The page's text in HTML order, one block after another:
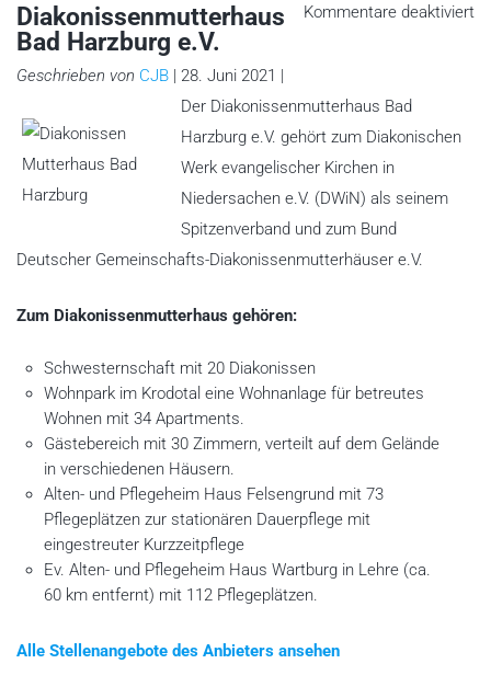
Kommentare deaktiviert
Diakonissenmutterhaus
Bad Harzburg e.V.
Geschrieben von CJB | 28. Juni 2021 |
Der Diakonissenmutterhaus Bad
Harzburg e.V. gehört zum Diakonischen
Werk evangelischer Kirchen in
Niedersachen e.V. (DWiN) als seinem
Spitzenverband und zum Bund
Deutscher Gemeinschafts-Diakonissenmutterhäuser e.V.
Zum Diakonissenmutterhaus gehören:
Schwesternschaft mit 20 Diakonissen
Wohnpark im Krodotal eine Wohnanlage für betreutes
Wohnen mit 34 Apartments.
Gästebereich mit 30 Zimmern, verteilt auf dem Gelände
in verschiedenen Häusern.
Alten- und Pflegeheim Haus Felsengrund mit 73
Pflegeplätzen zur stationären Dauerpflege mit
eingestreuter Kurzzeitpflege
Ev. Alten- und Pflegeheim Haus Wartburg in Lehre (ca.
60 km entfernt) mit 112 Pflegeplätzen.
Alle Stellenangebote des Anbieters ansehen